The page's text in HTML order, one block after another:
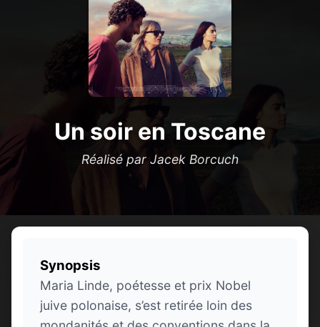
Un soir en Toscane
Réalisé par Jacek Borcuch
Synopsis
Maria Linde, poétesse et prix Nobel
juive polonaise, s’est retirée loin des